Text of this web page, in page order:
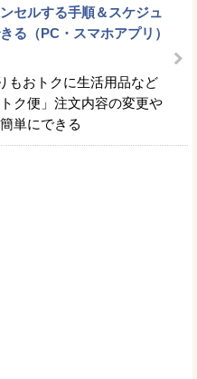
セルする手順＆スケジュ
る（PC・スマホアプリ）
もおトクに生活用品など
ク便」注文内容の変更や
単にできる